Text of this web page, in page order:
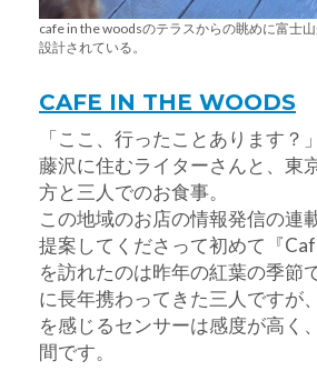
cafe in the woodsのテラスからの眺めに富士山
設計されている。
CAFE IN THE WOODS
「ここ、行ったことあります？」
藤沢に住むライターさんと、東
方と三人でのお食事。
この地域のお店の情報発信の連
提案してくださって初めて『
を訪れたのは昨年の紅葉の季節
に長年携わってきた三人ですが
を感じるセンサーは感度が高く
間です。